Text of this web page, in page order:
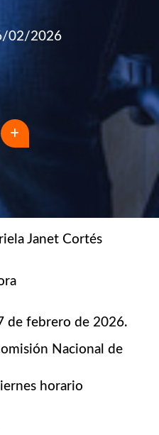
02/2026
Janet Cortés
de febrero de 2026.
Nacional de
horario